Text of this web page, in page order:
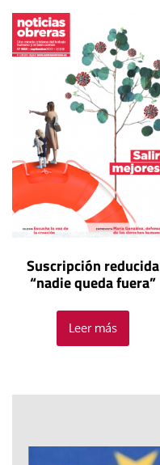
Suscripción reducida
“nadie queda fuera”
Leer más